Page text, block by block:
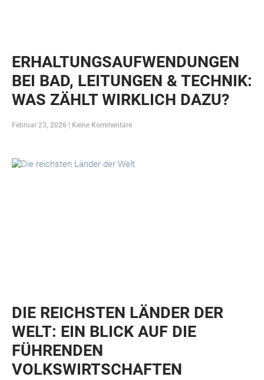
ERHALTUNGSAUFWENDUNGEN
BEI BAD, LEITUNGEN & TECHNIK:
WAS ZÄHLT WIRKLICH DAZU?
Februar 23, 2026 Keine Kommentare
DIE REICHSTEN LÄNDER DER
WELT: EIN BLICK AUF DIE
FÜHRENDEN
VOLKSWIRTSCHAFTEN